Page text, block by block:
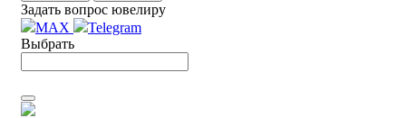
Задать вопрос ювелиру
MAX
Telegram
Выбрать